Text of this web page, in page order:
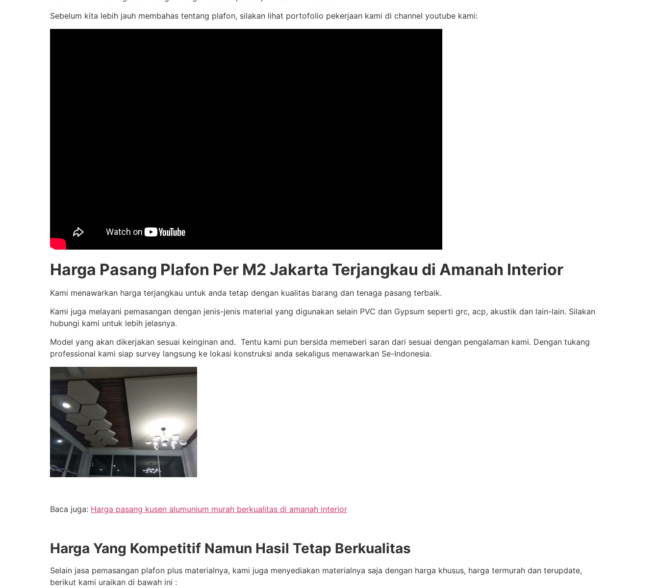
Sebelum kita lebih jauh membahas tentang plafon, silakan lihat portofolio pekerjaan kami di channel youtube kami:
Harga Pasang Plafon Per M2 Jakarta Terjangkau di Amanah Interior
Kami menawarkan harga terjangkau untuk anda tetap dengan kualitas barang dan tenaga pasang terbaik.
Kami juga melayani pemasangan dengan jenis-jenis material yang digunakan selain PVC dan Gypsum seperti grc, acp, akustik dan lain-lain. Silakan
hubungi kami untuk lebih jelasnya.
Model yang akan dikerjakan sesuai keinginan and. Tentu kami pun bersida memeberi saran dari sesuai dengan pengalaman kami. Dengan tukang
professional kami siap survey langsung ke lokasi konstruksi anda sekaligus menawarkan Se-Indonesia.
Baca juga: Harga pasang kusen alumunium murah berkualitas di amanah interior
Harga Yang Kompetitif Namun Hasil Tetap Berkualitas
Selain jasa pemasangan plafon plus materialnya, kami juga menyediakan materialnya saja dengan harga khusus, harga termurah dan terupdate,
berikut kami uraikan di bawah ini :